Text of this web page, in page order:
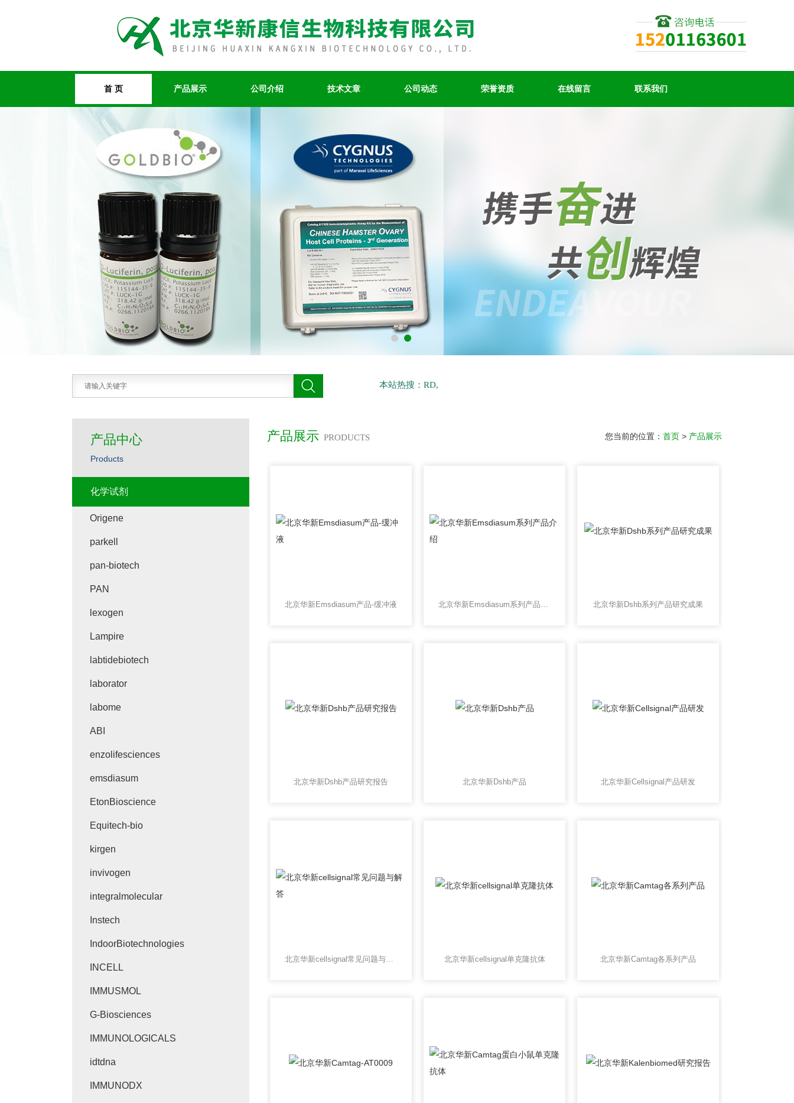
首 页 产品展示 公司介绍 技术文章 公司动态 荣誉资质 在线留言 联系我们
本站热搜：RD,
产品展示 PRODUCTS 您当前的位置： 首页 > 产品展示
北京华新Emsdiasum产品-缓冲液 北京华新Emsdiasum系列产品介绍 北京华新Dshb系列产品研究成果
北京华新Dshb产品研究报告 北京华新Dshb产品 北京华新Cellsignal产品研发
北京华新cellsignal常见问题与解答 北京华新cellsignal单克隆抗体 北京华新Camtag各系列产品
产品中心
Products
化学试剂
Origene
parkell
pan-biotech
PAN
lexogen
Lampire
labtidebiotech
laborator
labome
ABI
enzolifesciences
emsdiasum
EtonBioscience
Equitech-bio
kirgen
invivogen
integralmolecular
Instech
IndoorBiotechnologies
INCELL
IMMUSMOL
G-Biosciences
IMMUNOLOGICALS
idtdna
IMMUNODX